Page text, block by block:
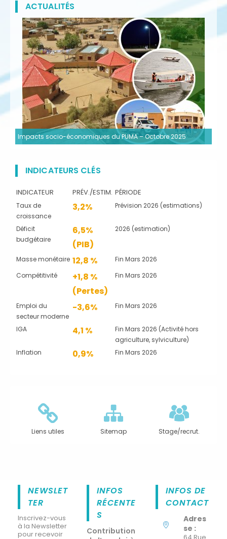
ACTUALITÉS
Impacts socio-économiques du PUMA – Octobre 2025
INDICATEURS CLÉS
INDICATEUR PRÉV./ESTIM. PÉRIODE
Taux de
croissance
3,2% Prévision 2026 (estimations)
Déficit
budgétaire
6,5%
(PIB)
2026 (estimation)
Masse monétaire 12,8 %
Fin Mars 2026
Compétitivité
+1,8 %
(Pertes)
Fin Mars 2026
Emploi du
secteur moderne
-3,6% Fin Mars 2026
IGA 4,1 %
Fin Mars 2026 (Activité hors
agriculture, sylviculture)
Inflation
0,9% Fin Mars 2026
Liens utiles Sitemap Stage/recrut.
NEWSLET
TER
Inscrivez-vous
à la Newsletter
pour recevoir
INFOS
RÉCENTE
S
Contribution
INFOS DE
CONTACT
Adres
se :